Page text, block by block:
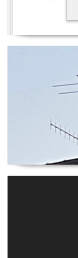
NexQso
Yagi